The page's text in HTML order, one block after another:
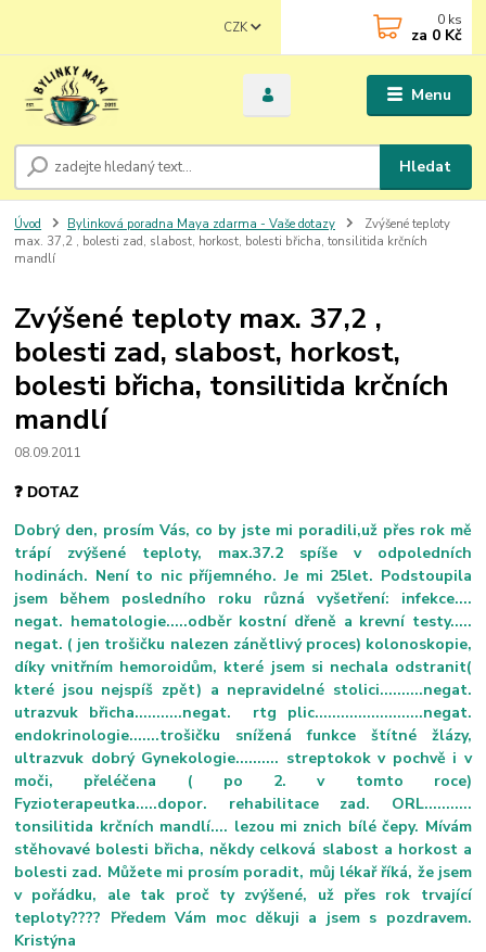
Menu
CZK
Hledat
0 ks
za 0 Kč
Úvod Bylinková poradna Maya zdarma - Vaše dotazy
Zvýšené teploty
max. 37,2 , bolesti zad, slabost, horkost, bolesti břicha, tonsilitida krčních
mandlí
Zvýšené teploty max. 37,2 ,
bolesti zad, slabost, horkost,
bolesti břicha, tonsilitida krčních
mandlí
08.09.2011
❓ DOTAZ
Dobrý den, prosím Vás, co by jste mi poradili,už přes rok mě
trápí zvýšené teploty, max.37.2 spíše v odpoledních
hodinách. Není to nic příjemného. Je mi 25let. Podstoupila
jsem během posledního roku různá vyšetření: infekce....
negat. hematologie.....odběr kostní dřeně a krevní testy.....
negat. ( jen trošičku nalezen zánětlivý proces) kolonoskopie,
díky vnitřním hemoroidům, které jsem si nechala odstranit(
které jsou nejspíš zpět) a nepravidelné stolici..........negat.
utrazvuk břicha...........negat. rtg plic.........................negat.
endokrinologie.......trošičku snížená funkce štítné žlázy,
ultrazvuk dobrý Gynekologie.......... streptokok v pochvě i v
moči, přeléčena ( po 2. v tomto roce)
Fyzioterapeutka.....dopor. rehabilitace zad. ORL...........
tonsilitida krčních mandlí.... lezou mi znich bílé čepy. Mívám
stěhovavé bolesti břicha, někdy celková slabost a horkost a
bolesti zad. Můžete mi prosím poradit, můj lékař říká, že jsem
v pořádku, ale tak proč ty zvýšené, už přes rok trvající
teploty???? Předem Vám moc děkuji a jsem s pozdravem.
Kristýna